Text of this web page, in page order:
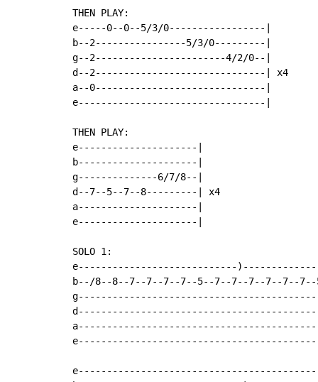
THEN PLAY:
e-----0--0--5/3/0-----------------|
b--2----------------5/3/0---------|
g--2-----------------------4/2/0--|
d--2------------------------------| x4
a--0------------------------------|
e---------------------------------|
THEN PLAY:
e---------------------|
b---------------------|
g--------------6/7/8--|
d--7--5--7--8---------| x4
a---------------------|
e---------------------|
SOLO 1:
e----------------------------
b--/8--8--7--7--7--7--5--7--7--7--7--7--